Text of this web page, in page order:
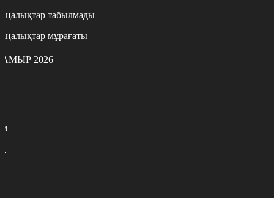
табылмады
мұрағаты
2026